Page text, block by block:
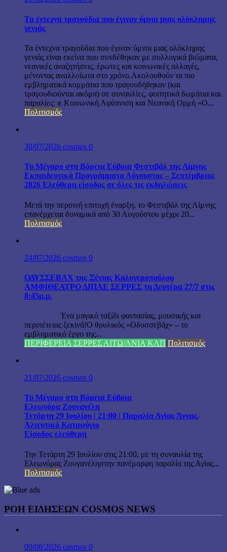
Τα έντεχνα τραγούδια που έγιναν ύμνοι μιας ολόκληρης
γενιάς
Τα έντεχνα τραγούδια που έγιναν ύμνοι μιας ολόκληρης
γενιάς είναι εκείνα που συνδέθηκαν με συλλογικά βιώματα,
νεανικές αναζητήσεις, έρωτες και κοινωνικές αλλαγές,
μένοντας αναλλοίωτα στο χρόνο.Ακολουθούν τα πιο
εμβληματικά κομμάτια που τραγουδήθηκαν (και
τραγουδιούνται ακόμα) σε συναυλίες, φοιτητικά δωμάτια και
παραλίες: ✊ Κοινωνική Αφύπνιση και Νεανική Ορμή «Ο...
Πολιτισμός
30/07/2026 cosmos 0
Το Μέγαρο στη Βόρεια Εύβοια Φεστιβάλ της Λίμνης
Εκπαιδευτικά Προγράμματα Αύγουστος – Σεπτέμβριος
2026 Ελεύθερη είσοδος σε όλες τις εκδηλώσεις
Μετά την περσινή επιτυχή έναρξη, το Φεστιβάλ της Λίμνης
επανέρχεται δυναμικά από 30 Αυγούστου μέχρι 20...
Πολιτισμός
24/07/2026 cosmos 0
ΟΔΥΣΣΕΒΑΧ της Ξένιας Καλογεροπούλου
ΑΜΦΙΘΕΑΤΡΟ ΔΙΠΑΕ ΣΕΡΡΕΣ τη Δευτέρα 27/7 στις
8:45μ.μ.
Ένα μαγικό ταξίδι φαντασίας, μουσικής και
περιπέτειας ξεκινά!Ο θρυλικός «Οδυσσεβάχ» – το
εμβληματικό έργο της...
ΠΕΡΙΦΕΡΕΙΑ ΣΕΡΡΕΣ ΑΙΤΩ/ΛΝΙΑ ΚΛΠ Πολιτισμός
21/07/2026 cosmos 0
Το Μέγαρο στη Βόρεια Εύβοια
Ελεωνόρα Ζουγανέλη
Τετάρτη 29 Ιουλίου | 21:00 | Παραλία Αγίας Άννας,
Αλιευτικό Καταφύγιο
Είσοδος ελεύθερη
Την Τετάρτη 29 Ιουλίου στις 21:00, με τη συναυλία της
Ελεωνόρας Ζουγανέληστην πανέμορφη παραλία της Αγίας...
Πολιτισμός
ΡΟΗ ΕΙΔΗΣΕΩΝ COSMOS NEWS
09/08/2026 cosmos 0